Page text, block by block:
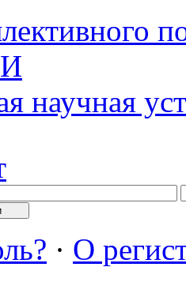
научная
· О